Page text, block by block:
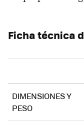
Ficha técnica
DIMENSIONES Y
PESO